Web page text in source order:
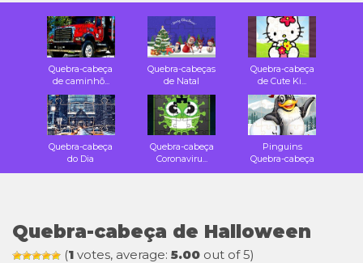
Quebra-cabeça
de caminhõ...
Quebra-cabeças
de Natal
Quebra-cabeça
de Cute Ki...
Quebra-cabeça
do Dia
Quebra-cabeça
Coronaviru...
Pinguins
Quebra-cabeça
Quebra-cabeça de Halloween
(1 votes, average: 5.00 out of 5)